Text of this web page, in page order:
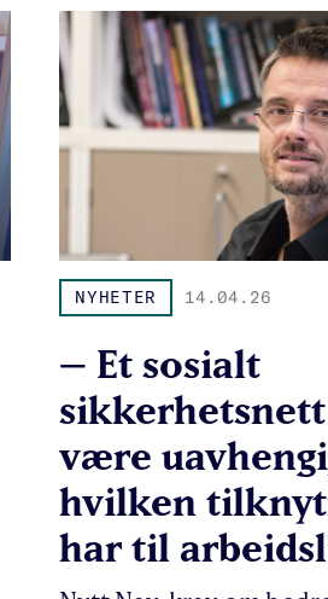
NYHETER 14.04.26
– Et sosialt
være
hvilken
har til